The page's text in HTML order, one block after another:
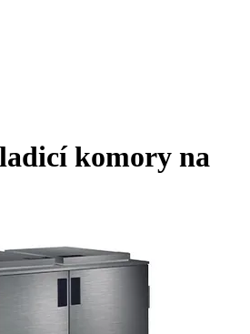
komory na